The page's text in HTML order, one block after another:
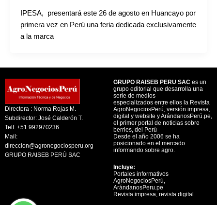
IPESA, presentará este 26 de agosto en Huancayo por
primera vez en Perú una feria dedicada exclusivamente
a la marca
Directora : Norma Rojas M.
Subdirector: José Calderón T.
Telf. +51 992970236
Mail:
direccion@agronegociosperu.org
GRUPO RAISEB PERÚ SAC
GRUPO RAISEB PERU SAC es un
grupo editorial que desarrolla una
serie de medios
especializados entre ellos la Revista
AgroNegociosPerú, versión impresa,
digital y website y ArándanosPerú.pe,
el primer portal de noticias sobre
berries, del Perú
Desde el año 2006 se ha
posicionado en el mercado
informando sobre agro.
Incluye:
Portales informativos
AgroNegociosPerú,
ArándanosPeru.pe
Revista impresa, revista digital